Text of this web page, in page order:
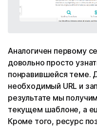
Аналогичен первому
довольно просто
понравившейся теме.
необходимый URL и
результате мы
текущем шаблоне, а
Кроме того, ресурс